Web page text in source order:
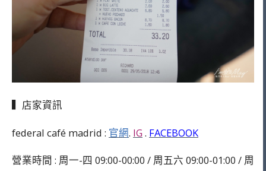
▍店家資訊
federal café madrid : 官網. IG . FACEBOOK
營業時間 : 周一-四 09:00-00:00 / 周五六 09:00-01:00 / 周